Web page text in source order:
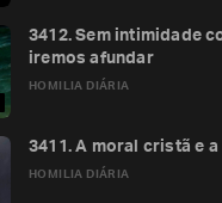
HOMILIA DIÁRIA
3412. Sem intimidade
iremos afundar
HOMILIA DIÁRIA
3411. A moral cristã e